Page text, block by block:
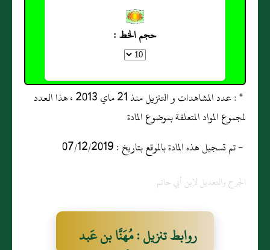
حجم الخط :
* : عدد المشاهدات و التنزيل منذ 21 ماي 2013 ، هذا العدد
لمجموع المواد المتعلقة بموضوع المادة
- تم تسجيل هذه المادة بالموقع بتاريخ : 07/12/2019
الجرح والتعديل لإبن أبي حاتم
روابط تنزيل : مُهَنَّا بن عَبد